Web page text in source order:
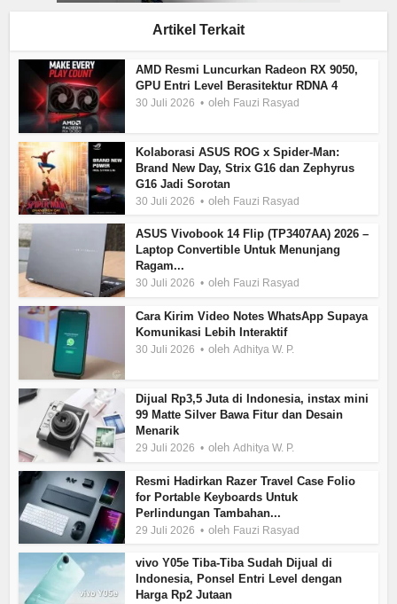
Artikel Terkait
AMD Resmi Luncurkan Radeon RX 9050,
GPU Entri Level Berasitektur RDNA 4
30 Juli 2026 oleh Fauzi Rasyad
Kolaborasi ASUS ROG x Spider-Man:
Brand New Day, Strix G16 dan Zephyrus
G16 Jadi Sorotan
30 Juli 2026 oleh Fauzi Rasyad
ASUS Vivobook 14 Flip (TP3407AA) 2026 –
Laptop Convertible Untuk Menunjang
Ragam...
30 Juli 2026 oleh Fauzi Rasyad
Cara Kirim Video Notes WhatsApp Supaya
Komunikasi Lebih Interaktif
30 Juli 2026 olehAdhitya W. P.
Dijual Rp3,5 Juta di Indonesia, instax mini
99 Matte Silver Bawa Fitur dan Desain
Menarik
29 Juli 2026 olehAdhitya W. P.
Resmi Hadirkan Razer Travel Case Folio
for Portable Keyboards Untuk
Perlindungan Tambahan...
29 Juli 2026 oleh Fauzi Rasyad
vivo Y05e Tiba-Tiba Sudah Dijual di
Indonesia, Ponsel Entri Level dengan
Harga Rp2 Jutaan